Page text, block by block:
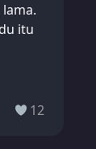
itu
12